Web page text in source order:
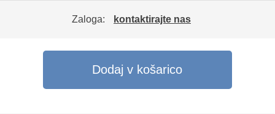
Zaloga: kontaktirajte nas
Dodaj v košarico